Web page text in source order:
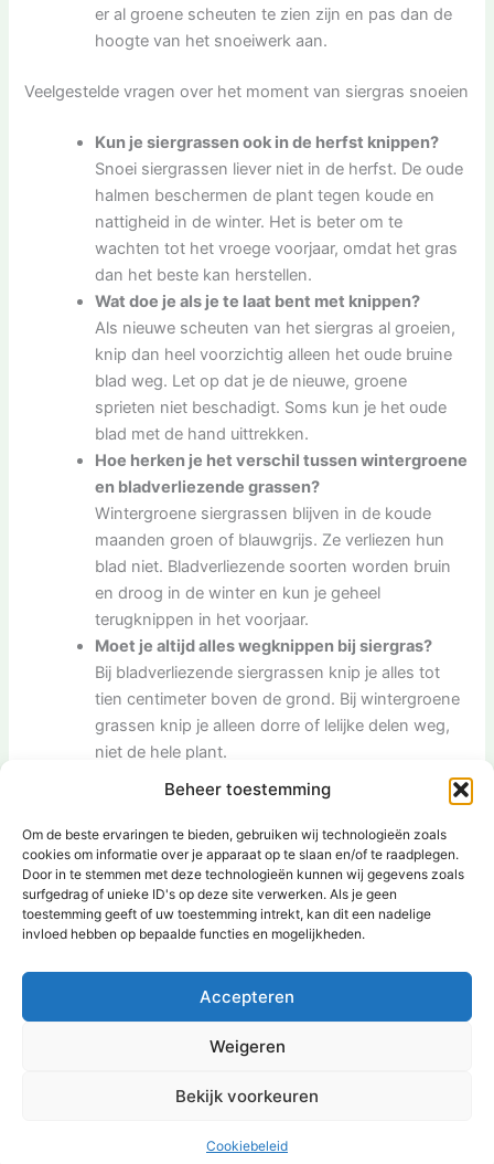
Beheer toestemming
Om de beste ervaringen te bieden, gebruiken wij technologieën zoals
cookies om informatie over je apparaat op te slaan en/of te raadplegen.
Door in te stemmen met deze technologieën kunnen wij gegevens zoals
surfgedrag of unieke ID's op deze site verwerken. Als je geen
toestemming geeft of uw toestemming intrekt, kan dit een nadelige
invloed hebben op bepaalde functies en mogelijkheden.
Accepteren
Weigeren
Bekijk voorkeuren
Cookiebeleid
er al groene scheuten te zien zijn en pas dan de
hoogte van het snoeiwerk aan.
Veelgestelde vragen over het moment van siergras snoeien
Kun je siergrassen ook in de herfst knippen?
Snoei siergrassen liever niet in de herfst. De oude
halmen beschermen de plant tegen koude en
nattigheid in de winter. Het is beter om te
wachten tot het vroege voorjaar, omdat het gras
dan het beste kan herstellen.
Wat doe je als je te laat bent met knippen?
Als nieuwe scheuten van het siergras al groeien,
knip dan heel voorzichtig alleen het oude bruine
blad weg. Let op dat je de nieuwe, groene
sprieten niet beschadigt. Soms kun je het oude
blad met de hand uittrekken.
Hoe herken je het verschil tussen wintergroene
en bladverliezende grassen?
Wintergroene siergrassen blijven in de koude
maanden groen of blauwgrijs. Ze verliezen hun
blad niet. Bladverliezende soorten worden bruin
en droog in de winter en kun je geheel
terugknippen in het voorjaar.
Moet je altijd alles wegknippen bij siergras?
Bij bladverliezende siergrassen knip je alles tot
tien centimeter boven de grond. Bij wintergroene
grassen knip je alleen dorre of lelijke delen weg,
niet de hele plant.
Waarom helpt snoeien het siergras om mooier
Door op het juiste moment te snoeien, krijgen
nieuwe sprieten meer licht en ruimte. Zo worden
siergrassen mooi vol en gezond in het nieuwe
groeiseizoen.